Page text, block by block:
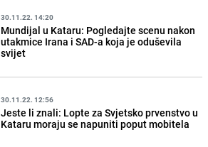
30.11.22. 14:20
Mundijal u Kataru: Pogledajte scenu nakon
utakmice Irana i SAD-a koja je oduševila
svijet
30.11.22. 12:56
Jeste li znali: Lopte za Svjetsko prvenstvo u
Kataru moraju se napuniti poput mobitela